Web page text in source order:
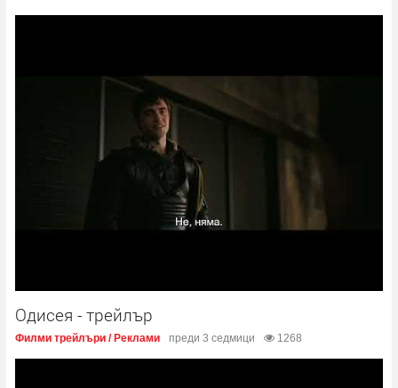
Одисея - трейлър
Филми трейлъри / Реклами преди 3 седмици 1268